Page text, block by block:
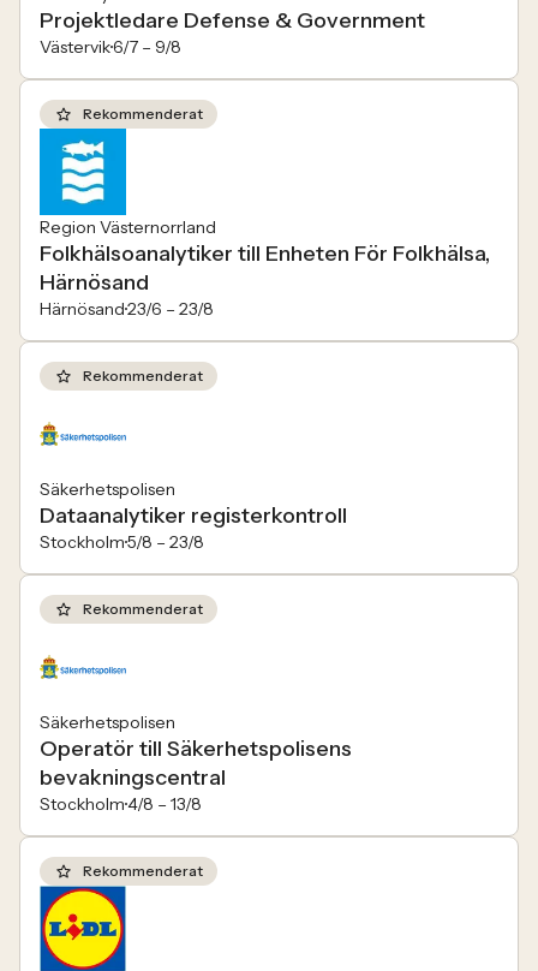
Projektledare Defense & Government
Västervik6/7 – 9/8
Rekommenderat
Region Västernorrland
Folkhälsoanalytiker till Enheten För Folkhälsa,
Härnösand
Härnösand23/6 – 23/8
Rekommenderat
Säkerhetspolisen
Dataanalytiker registerkontroll
Stockholm5/8 – 23/8
Rekommenderat
Säkerhetspolisen
Operatör till Säkerhetspolisens
bevakningscentral
Stockholm4/8 – 13/8
Rekommenderat